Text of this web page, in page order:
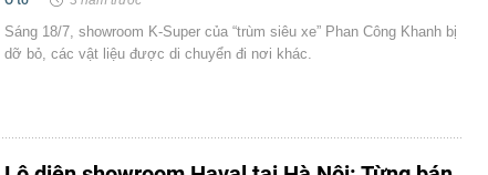
Sáng 18/7, showroom K-Super của “trùm siêu xe” Phan Công Khanh bị
dỡ bỏ, các vật liệu được di chuyển đi nơi khác.